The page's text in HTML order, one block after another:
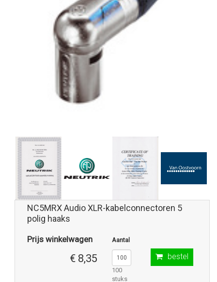
NC5MRX Audio XLR-kabelconnectoren 5
polig haaks
Prijs winkelwagen
€ 8,35
Aantal
100
stuks
bestel